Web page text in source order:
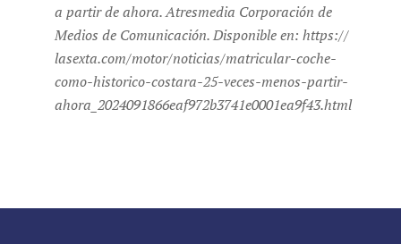
a partir de ahora. Atresmedia Corporación de
Medios de Comunicación. Disponible en: https://
lasexta.com/motor/noticias/matricular-coche-
como-historico-costara-25-veces-menos-partir-
ahora_2024091866eaf972b3741e0001ea9f43.html